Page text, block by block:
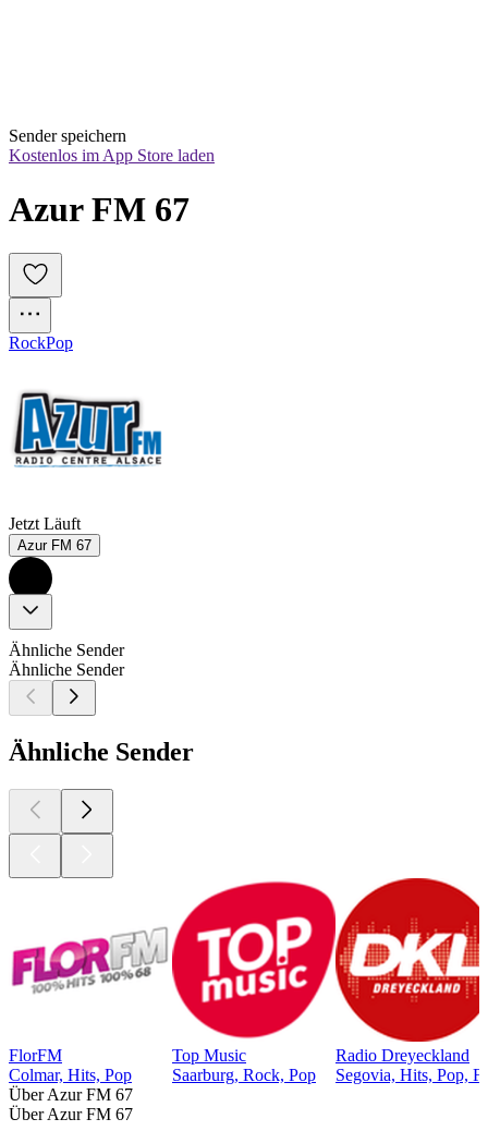
Sender speichern
Kostenlos im App Store laden
Azur FM 67
RockPop
Jetzt Läuft
Azur FM 67
Ähnliche Sender
Ähnliche Sender
Ähnliche Sender
FlorFM
Colmar, Hits, Pop
Top Music
Saarburg, Rock, Pop
Radio Dreyeckland
Segovia, Hits, Pop,
Über Azur FM 67
Über Azur FM 67